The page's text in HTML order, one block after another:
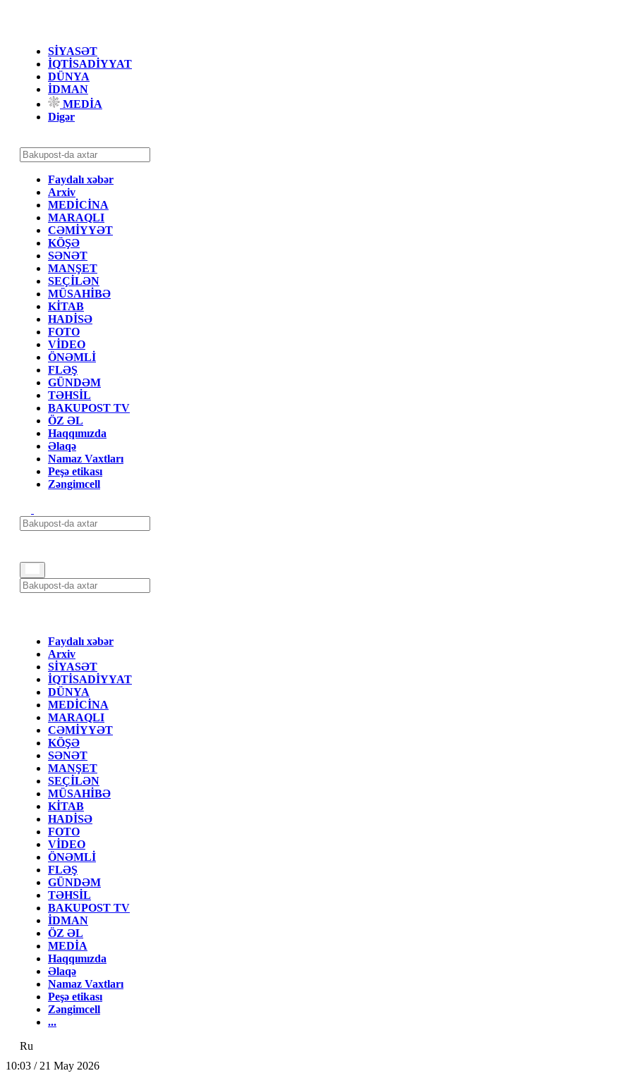
SİYASƏT
İQTİSADİYYAT
DÜNYA
İDMAN
MEDİA
Digər
Faydalı xəbər
Arxiv
MEDİCİNA
MARAQLI
CƏMİYYƏT
KÖŞƏ
SƏNƏT
MANŞET
SEÇİLƏN
MÜSAHİBƏ
KİTAB
HADİSƏ
FOTO
VİDEO
ÖNƏMLİ
FLƏŞ
GÜNDƏM
TƏHSİL
BAKUPOST TV
ÖZ ƏL
Haqqımızda
Əlaqə
Namaz Vaxtları
Peşə etikası
Zəngimcell
Faydalı xəbər
Arxiv
SİYASƏT
İQTİSADİYYAT
DÜNYA
MEDİCİNA
MARAQLI
CƏMİYYƏT
KÖŞƏ
SƏNƏT
MANŞET
SEÇİLƏN
MÜSAHİBƏ
KİTAB
HADİSƏ
FOTO
VİDEO
ÖNƏMLİ
FLƏŞ
GÜNDƏM
TƏHSİL
BAKUPOST TV
İDMAN
ÖZ ƏL
MEDİA
Haqqımızda
Əlaqə
Namaz Vaxtları
Peşə etikası
Zəngimcell
...
Ru
10:03 / 21 May 2026